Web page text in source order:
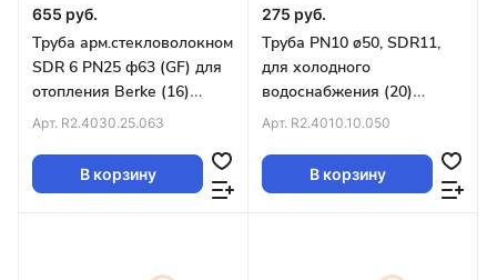
655 руб.
Труба арм.стекловолокном
SDR 6 PN25 ф63 (GF) для
отопления Berke (16)
БЕЛАЯ
Арт. R2.4030.25.063
В корзину
275 руб.
Труба PN10 ø50, SDR11,
для холодного
водоснабжения (20)
БЕЛАЯ
Арт. R2.4010.10.050
В корзину